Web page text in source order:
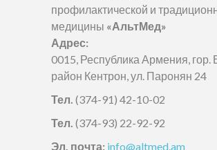
профилактической и
медицины «АльтМед»
Адрес:
0015, Республика Армения, гор.
район Кентрон, ул. Паронян 24
Тел. (374-91) 42-10-02
Тел. (374-93) 22-92-92
Эл. почта: info@altmed.am